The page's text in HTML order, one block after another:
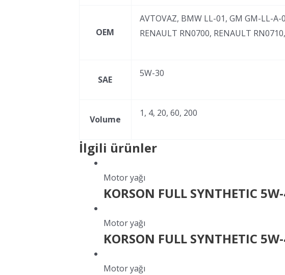
OEM
AVTOVAZ, BMW LL-01, GM GM-LL-A-
RENAULT RN0700, RENAULT
SAE
5W-30
Volume
1, 4, 20, 60, 200
İlgili ürünler
Motor yağı
KORSON FULL SYNTHETIC
Motor yağı
KORSON FULL SYNTHETIC
Motor yağı